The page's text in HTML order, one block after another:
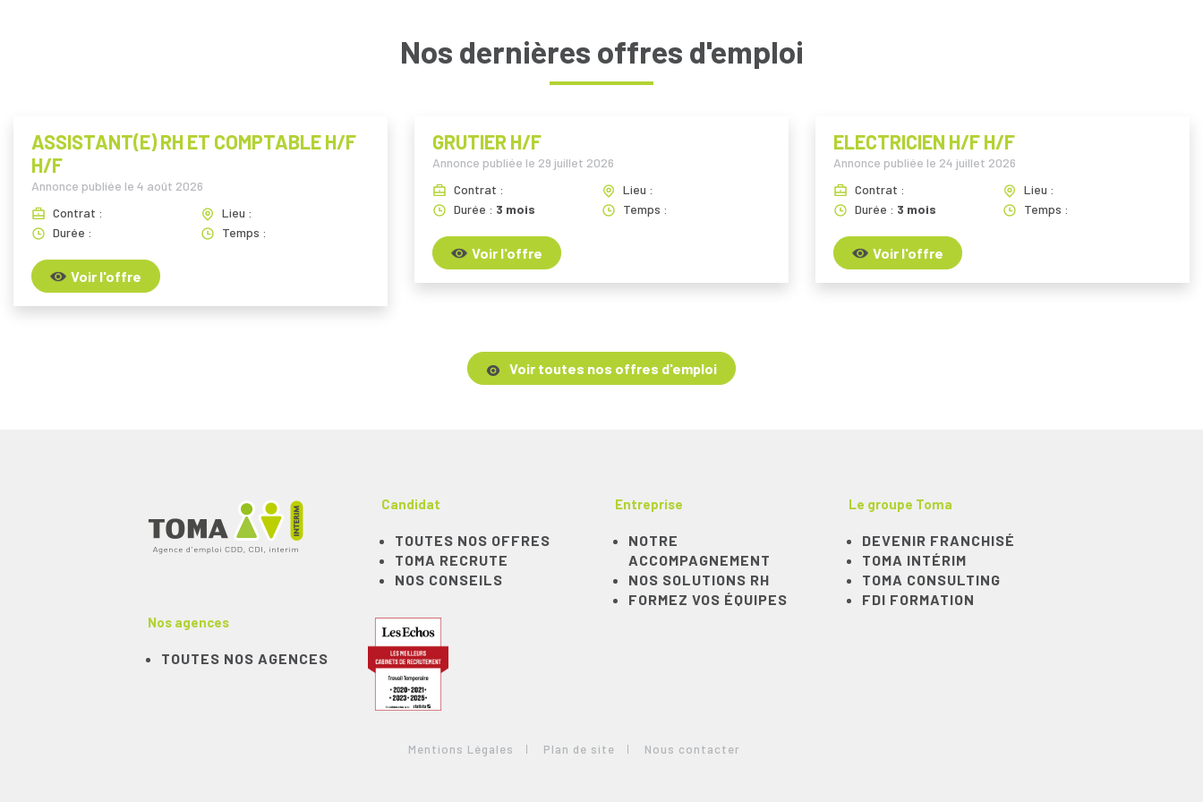
Nos dernières offres d'emploi
ASSISTANT(E) RH ET COMPTABLE H/F
H/F
Annonce publiée le 4 août 2026
Contrat :
Lieu :
Durée :
Temps :
Voir l'offre
GRUTIER H/F
Annonce publiée le 29 juillet 2026
Contrat :
Lieu :
Durée : 3 mois Temps :
Voir l'offre
ELECTRICIEN H/F H/F
Annonce publiée le 24 juillet 2026
Contrat :
Lieu :
Durée : 3 mois Temps :
Voir l'offre
Voir toutes nos offres d'emploi
Nos agences
TOUTES NOS AGENCES
Candidat
TOUTES NOS OFFRES
TOMA RECRUTE
NOS CONSEILS
Entreprise
NOTRE
ACCOMPAGNEMENT
NOS SOLUTIONS RH
FORMEZ VOS ÉQUIPES
Le groupe Toma
DEVENIR FRANCHISÉ
TOMA INTÉRIM
TOMA CONSULTING
FDI FORMATION
Mentions Légales Plan de site Nous contacter